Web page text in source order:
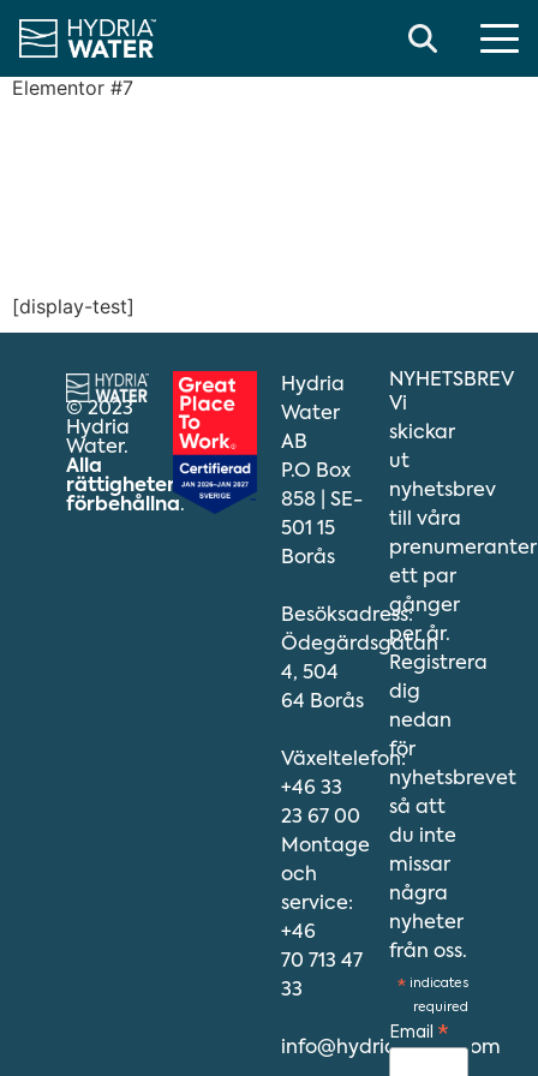
Search
Elementor #7
[display-test]
© 2023
Hydria
Water.
Alla
rättigheter
förbehållna.
Hydria
Water
AB
P.O Box
858 | SE-
501 15
Borås
Besöksadress:
Ödegärdsgatan
4, 504
64 Borås
Växeltelefon:
+46 33
23 67 00
Montage
och
service:
+46
70 713 47
33
info@hydriawater.com
NYHETSBREV
Vi
skickar
ut
nyhetsbrev
till våra
prenumeranter
ett par
gånger
per år.
Registrera
dig
nedan
för
nyhetsbrevet
så att
du inte
missar
några
nyheter
från oss.
* indicates
required
Email *